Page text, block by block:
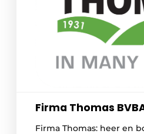
Firma Thomas
Firma Thomas: heer en